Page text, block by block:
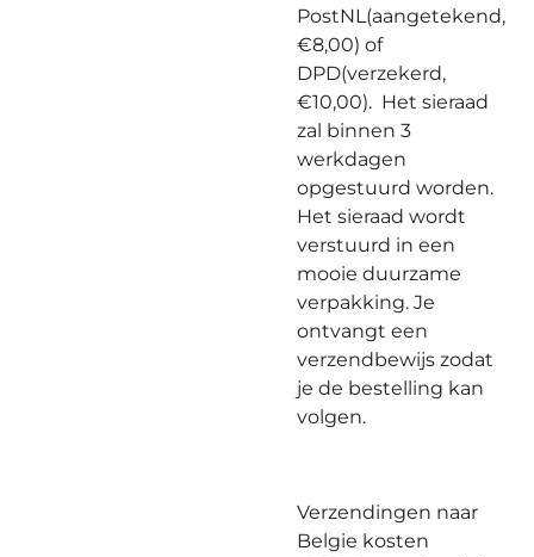
PostNL(aangetekend,
€8,00) of
DPD(verzekerd,
€10,00). Het sieraad
zal binnen 3
werkdagen
opgestuurd worden.
Het sieraad wordt
verstuurd in een
mooie duurzame
verpakking. Je
ontvangt een
verzendbewijs zodat
je de bestelling kan
volgen.
Verzendingen naar
Belgie kosten